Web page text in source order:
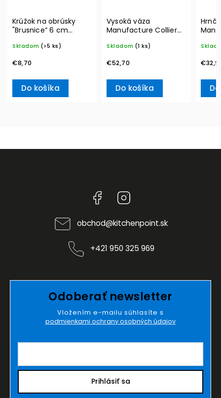
Krúžok na obrúsky
"Brusnice” 6 cm
Accessoires – Villeroy
Skladom (>5 ks)
€8,70
Do košíka
Vysoká váza
Manufacture Collier
& Boch
Skladom (1 ks)
€52,70
Do košíka
Boch
Facebook
obchod@kitchenpoint.sk
+421 950 325 969
Odoberať newsletter
Vložením e-mailu súhlasíte s
podmienkami ochrany osobných údajov
Prihlásiť sa